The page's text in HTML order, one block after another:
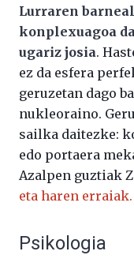
Lurraren
konplexuagoa
ugariz josia.
ez da esfera
geruzetan dago
nukleoraino.
sailka daitezke:
edo portaera
Azalpen guztiak
eta haren erraiak.
Psikologia